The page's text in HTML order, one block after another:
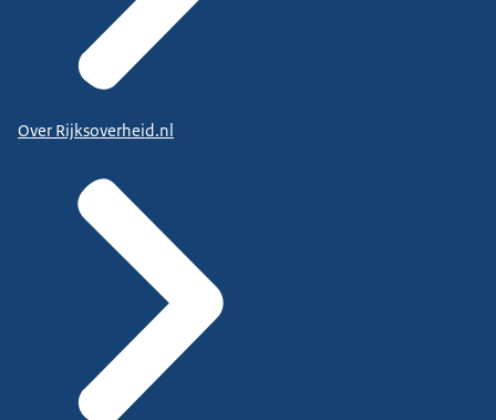
Over Rijksoverheid.nl